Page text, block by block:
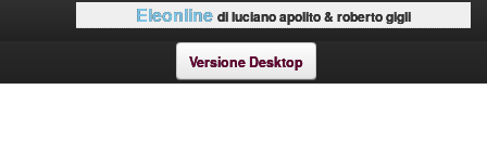
Eleonline di luciano apolito & roberto gigli
Versione Desktop